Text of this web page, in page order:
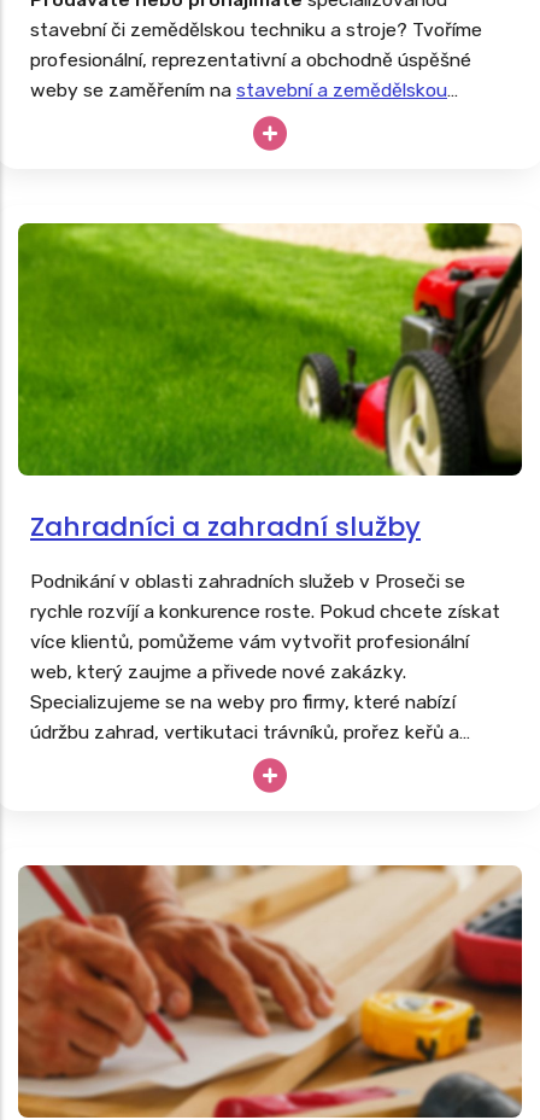
stavební či zemědělskou techniku a stroje? Tvoříme
profesionální, reprezentativní a obchodně úspěšné
weby se zaměřením na stavební a zemědělskou
. Drahé stroje nesmějí zahálet, tak proč své
podnikání neopřít o dlouhodobě úspěšný web?
Zahradníci a zahradní služby
Podnikání v oblasti zahradních služeb v Proseči se
rychle rozvíjí a konkurence roste. Pokud chcete získat
více klientů, pomůžeme vám vytvořit profesionální
web, který zaujme a přivede nové zakázky.
Specializujeme se na weby pro firmy, které nabízí
údržbu zahrad, vertikutaci trávníků, prořez keřů a
stromů, instalaci zavlažovacích systémů či kompletní
realizace zahrad. Podívejte se na naši nabídku